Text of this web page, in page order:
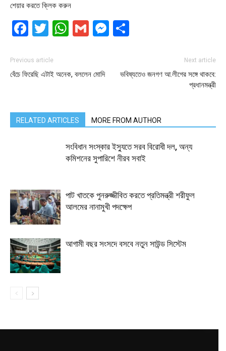
শেয়ার করতে ক্লিক করুন
Facebook
Twitter
WhatsApp
GmailMessenger
Previous article
বেঁচে ফিরেছি এটাই অনেক, বললেন মোদি
Next article
ভবিষ্যতেও জনগণ আ.লীগের সঙ্গে থাকবে:
প্রধানমন্ত্রী
RELATED ARTICLES MORE FROM AUTHOR
সংবিধান সংস্কার ইস্যুতে সরব বিরোধী দল, অন্য
কমিশনের সুপারিশে নীরব সবাই
পাট খাতকে পুনরুজ্জীবিত করতে প্রতিমন্ত্রী শরীফুল
আলমের নানামুখী পদক্ষেপ
আগামী বছর সংসদে বসবে নতুন সাউন্ড সিস্টেম